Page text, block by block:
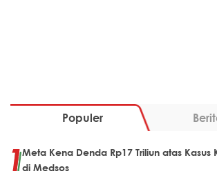
Populer
Meta Kena Denda Rp17 Triliun atas
di Medsos